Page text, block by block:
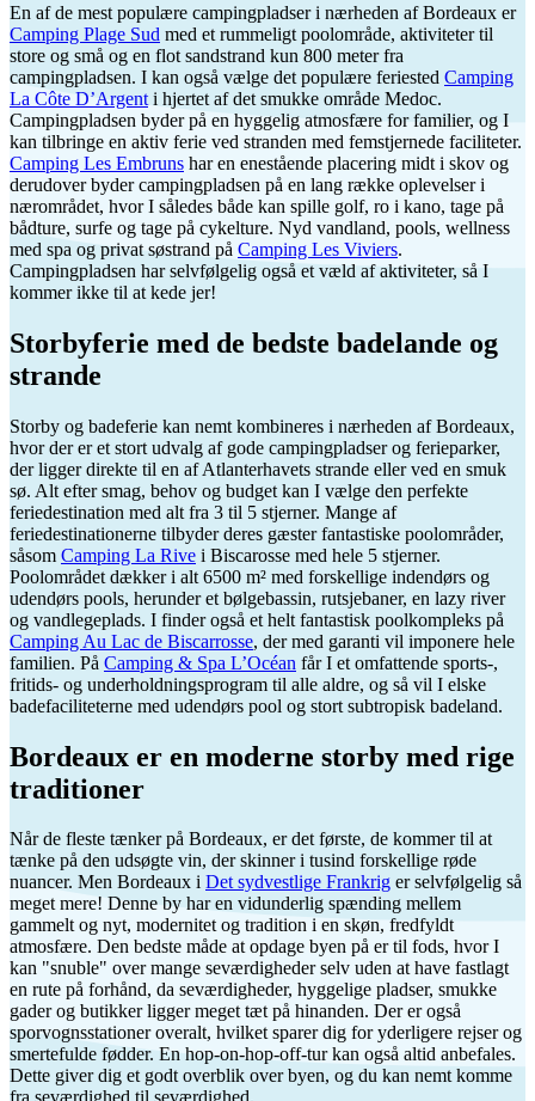
En af de mest populære campingpladser i nærheden af ​​Bordeaux er
Camping Plage Sud med et rummeligt poolområde, aktiviteter til
store og små og en flot sandstrand kun 800 meter fra
campingpladsen. I kan også vælge det populære feriested Camping
La Côte D’Argent i hjertet af det smukke område Medoc.
Campingpladsen byder på en hyggelig atmosfære for familier, og I
kan tilbringe en aktiv ferie ved stranden med femstjernede faciliteter.
Camping Les Embruns har en enestående placering midt i skov og
derudover byder campingpladsen på en lang række oplevelser i
nærområdet, hvor I således både kan spille golf, ro i kano, tage på
bådture, surfe og tage på cykelture. Nyd vandland, pools, wellness
med spa og privat søstrand på Camping Les Viviers.
Campingpladsen har selvfølgelig også et væld af aktiviteter, så I
kommer ikke til at kede jer!
Storbyferie med de bedste badelande og
strande
Storby og badeferie kan nemt kombineres i nærheden af ​​Bordeaux,
hvor der er et stort udvalg af gode campingpladser og ferieparker,
der ligger direkte til en af Atlanterhavets strande eller ved en smuk
sø. Alt efter smag, behov og budget kan I vælge den perfekte
feriedestination med alt fra 3 til 5 stjerner. Mange af
feriedestinationerne tilbyder deres gæster fantastiske poolområder,
såsom Camping La Rive i Biscarosse med hele 5 stjerner.
Poolområdet dækker i alt 6500 m² med forskellige indendørs og
udendørs pools, herunder et bølgebassin, rutsjebaner, en lazy river
og vandlegeplads. I finder også et helt fantastisk poolkompleks på
Camping Au Lac de Biscarrosse, der med garanti vil imponere hele
familien. På Camping & Spa L’Océan får I et omfattende sports-,
fritids- og underholdningsprogram til alle aldre, og så vil I elske
badefaciliteterne med udendørs pool og stort subtropisk badeland.
Bordeaux er en moderne storby med rige
traditioner
Når de fleste tænker på Bordeaux, er det første, de kommer til at
tænke på den udsøgte vin, der skinner i tusind forskellige røde
nuancer. Men Bordeaux i Det sydvestlige Frankrig er selvfølgelig så
meget mere! Denne by har en vidunderlig spænding mellem
gammelt og nyt, modernitet og tradition i en skøn, fredfyldt
atmosfære. Den bedste måde at opdage byen på er til fods, hvor I
kan "snuble" over mange seværdigheder selv uden at have fastlagt
en rute på forhånd, da ​​seværdigheder, hyggelige pladser, smukke
gader og butikker ligger meget tæt på hinanden. Der er også
sporvognsstationer overalt, hvilket sparer dig for yderligere rejser og
smertefulde fødder. En hop-on-hop-off-tur kan også altid anbefales.
Dette giver dig et godt overblik over byen, og du kan nemt komme